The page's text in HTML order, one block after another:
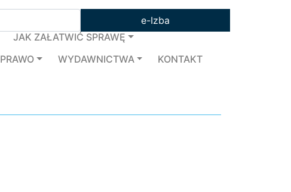
e-Izba
JAK ZAŁATWIĆ SPRAWĘ
PRAWO WYDAWNICTWA KONTAKT